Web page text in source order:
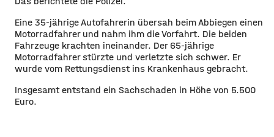
Eine 35-jährige Autofahrerin übersah beim Abbiegen einen
Motorradfahrer und nahm ihm die Vorfahrt. Die beiden
Fahrzeuge krachten ineinander. Der 65-jährige
Motorradfahrer stürzte und verletzte sich schwer. Er
wurde vom Rettungsdienst ins Krankenhaus gebracht.
Insgesamt entstand ein Sachschaden in Höhe von 5.500
Euro.